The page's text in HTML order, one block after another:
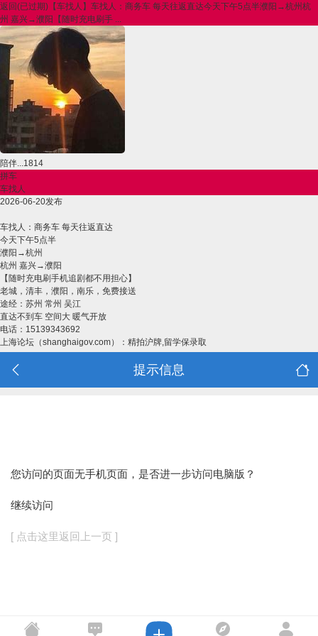
返回(已过期)【车找人】车找人：商务车 每天往返直达今天下午5点半濮阳→杭州杭
州 嘉兴→濮阳【随时充电刷手 ...
陪伴...1814
拼车
车找人
2026-06-20发布
车找人：商务车 每天往返直达
今天下午5点半
濮阳→杭州
杭州 嘉兴→濮阳
【随时充电刷手机追剧都不用担心】
老城，清丰，濮阳，南乐，免费接送
途经：苏州 常州 吴江
直达不到车 空间大 暖气开放
电话：15139343692
上海论坛（shanghaigov.com）：精拍沪牌,留学保录取
提示信息
您访问的页面无手机页面，是否进一步访问电脑版？
继续访问
[ 点击这里返回上一页 ]